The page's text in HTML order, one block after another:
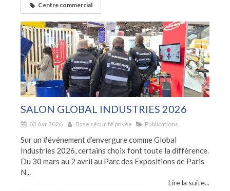
Centre commercial
SALON GLOBAL INDUSTRIES 2026
03 Avr 2026 Base sécurité privée Publications
Sur un #événement d’envergure comme Global
Industries 2026, certains choix font toute la différence.
Du 30 mars au 2 avril au Parc des Expositions de Paris
N...
Lire la suite...